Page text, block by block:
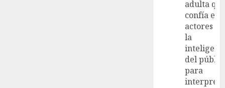
adulta
confía en
actores y
la
del
para